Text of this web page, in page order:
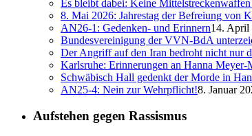
Es bleibt dabei: Keine
8. Mai 2026: Jahrestag der Befreiung von
AN26-1: Gedenken- und Erinnern14. April
Bundesvereinigung der VVN-BdA
Der Angriff auf den Iran bedroht nicht nur
Karlsruhe: Erinnerungen an Hanna Meyer-
Schwäbisch Hall gedenkt der Morde in
AN25-4: Nein zur Wehrpflicht!8. Januar
Aufstehen gegen Rassismus